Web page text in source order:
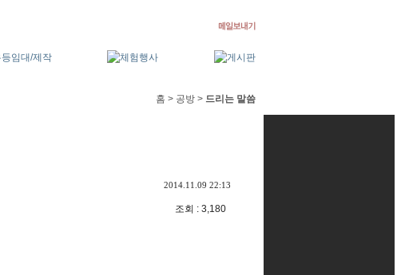
홈 > 공방 > 드리는 말씀
2014.11.09 22:13
조회 : 3,180